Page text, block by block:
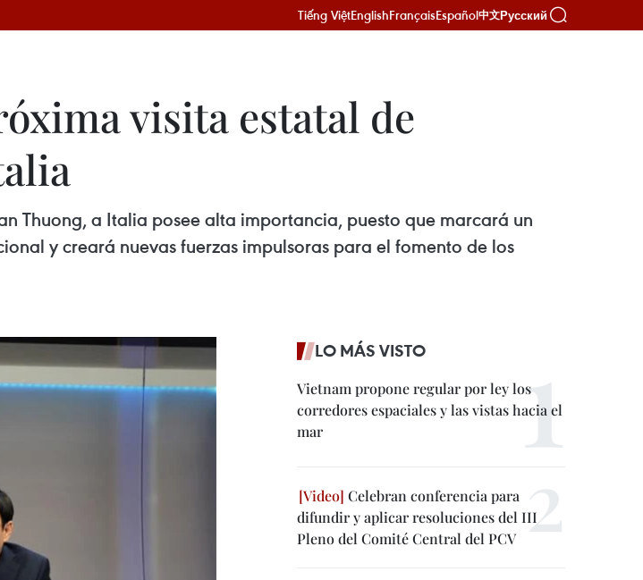
Tiếng ViệtEnglishFrançaisEspañol中文Русский
visita estatal de
Thuong, a Italia posee alta importancia, puesto que marcará un
y creará nuevas fuerzas impulsoras para el fomento de los
LO MÁS VISTO
Vietnam propone regular por ley los
corredores espaciales y las vistas hacia el
mar
Celebran conferencia para
difundir y aplicar resoluciones del III
Pleno del Comité Central del PCV